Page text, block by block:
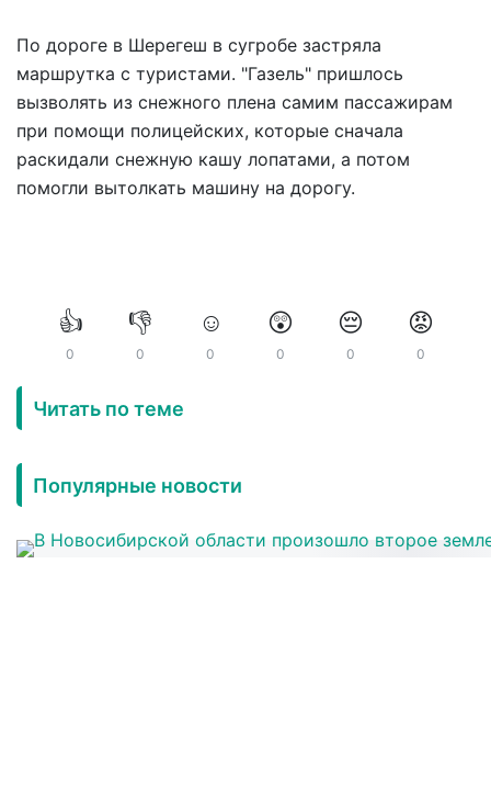
По дороге в Шерегеш в сугробе застряла
маршрутка с туристами. "Газель" пришлось
вызволять из снежного плена самим пассажирам
при помощи полицейских, которые сначала
раскидали снежную кашу лопатами, а потом
помогли вытолкать машину на дорогу.
👍
0
👎
0
☺️
0
😲
0
😔
0
😡
0
Читать по теме
Популярные новости